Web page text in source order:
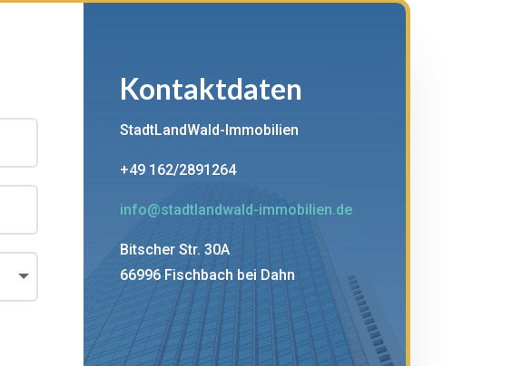
Kontaktdaten
StadtLandWald-Immobilien
+49 162/2891264
info@stadtlandwald-immobilien.de
Bitscher Str. 30A
66996 Fischbach bei Dahn